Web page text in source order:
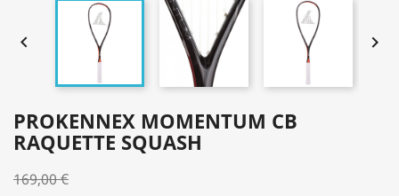
 
PROKENNEX MOMENTUM CB
RAQUETTE SQUASH
169,00 €